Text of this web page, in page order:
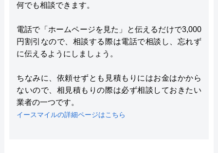
何でも相談できます。
電話で「ホームページを見た」と伝えるだけで3,000
円割引なので、相談する際は電話で相談し、忘れず
に伝えるようにしましょう。
ちなみに、依頼せずとも見積もりにはお金はかから
ないので、相見積もりの際は必ず相談しておきたい
業者の一つです。
イースマイルの詳細ページはこちら